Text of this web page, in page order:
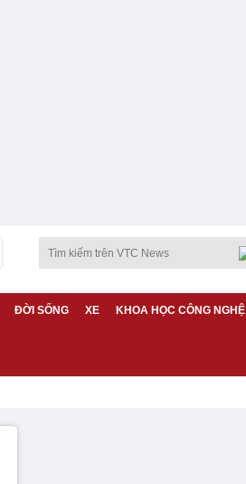
ĐỜI SỐNG XE KHOA HỌC CÔNG NGHỆ